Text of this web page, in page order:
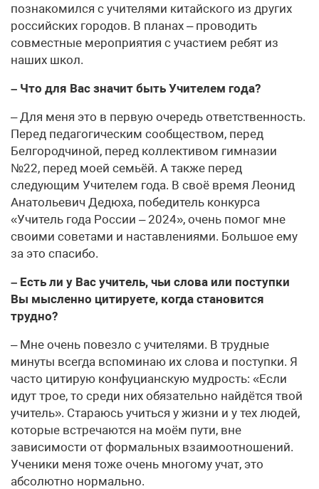
познакомился с учителями китайского из других
российских городов. В планах – проводить
совместные мероприятия с участием ребят из
наших школ.
– Что для Вас значит быть Учителем года?
– Для меня это в первую очередь ответственность.
Перед педагогическим сообществом, перед
Белгородчиной, перед коллективом гимназии
№22, перед моей семьёй. А также перед
следующим Учителем года. В своё время Леонид
Анатольевич Дедюха, победитель конкурса
«Учитель года России – 2024», очень помог мне
своими советами и наставлениями. Большое ему
за это спасибо.
– Есть ли у Вас учитель, чьи слова или поступки
Вы мысленно цитируете, когда становится
трудно?
– Мне очень повезло с учителями. В трудные
минуты всегда вспоминаю их слова и поступки. Я
часто цитирую конфуцианскую мудрость: «Если
идут трое, то среди них обязательно найдётся твой
учитель». Стараюсь учиться у жизни и у тех людей,
которые встречаются на моём пути, вне
зависимости от формальных взаимоотношений.
Ученики меня тоже очень многому учат, это
абсолютно нормально.